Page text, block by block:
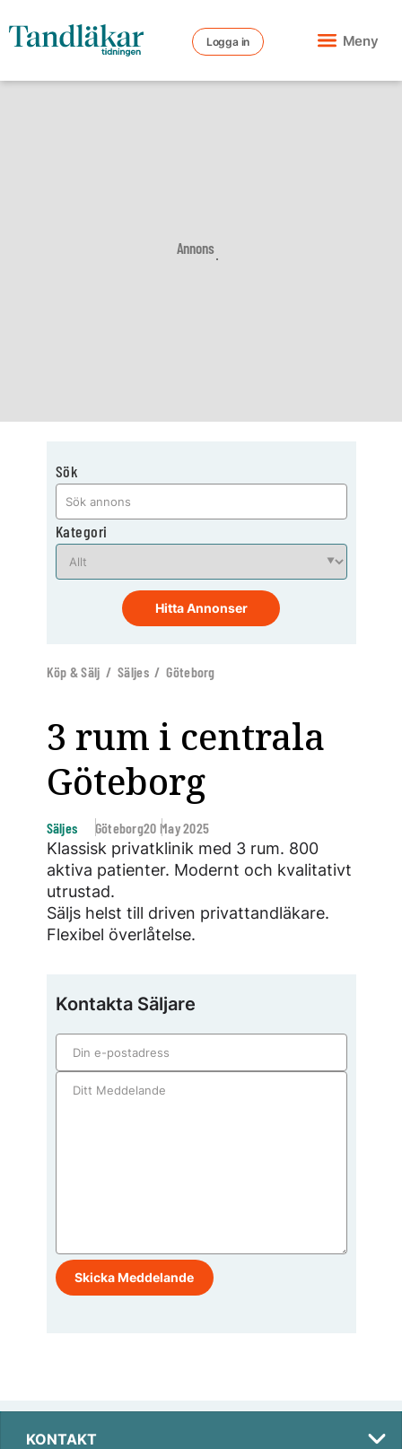
Logga in Meny
Annons
Sök
Kategori
Hitta Annonser
Köp & Sälj / Säljes / Göteborg
3 rum i centrala
Göteborg
Säljes Göteborg20 May 2025
Klassisk privatklinik med 3 rum. 800
aktiva patienter. Modernt och kvalitativt
utrustad.
Säljs helst till driven privattandläkare.
Flexibel överlåtelse.
Kontakta Säljare
KONTAKT